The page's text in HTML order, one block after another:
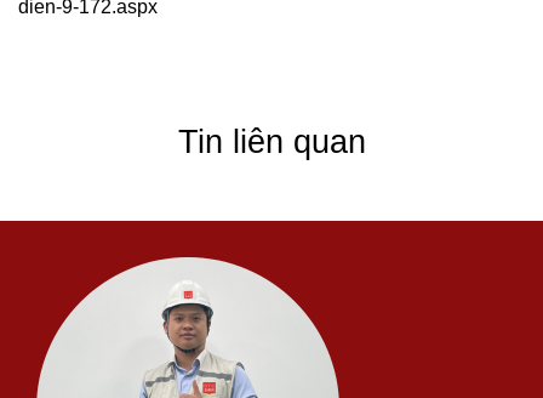
dien-9-172.aspx
Tin liên quan